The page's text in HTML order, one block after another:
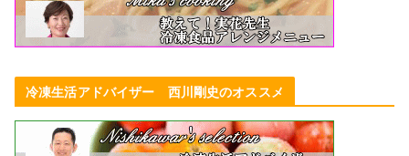
冷凍生活アドバイザー 西川剛史のオススメ